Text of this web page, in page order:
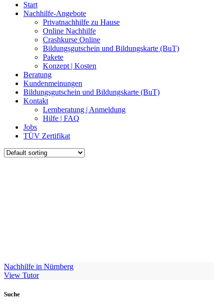
Start
Nachhilfe-Angebote
Privatnachhilfe zu Hause
Online Nachhilfe
Crashkurse Online
Bildungsgutschein und Bildungskarte (BuT)
Pakete
Konzept | Kosten
Beratung
Kundenmeinungen
Bildungsgutschein und Bildungskarte (BuT)
Kontakt
Lernberatung | Anmeldung
Hilfe | FAQ
Jobs
TÜV Zertifikat
Nachhilfe in Nürnberg
View Tutor
Suche